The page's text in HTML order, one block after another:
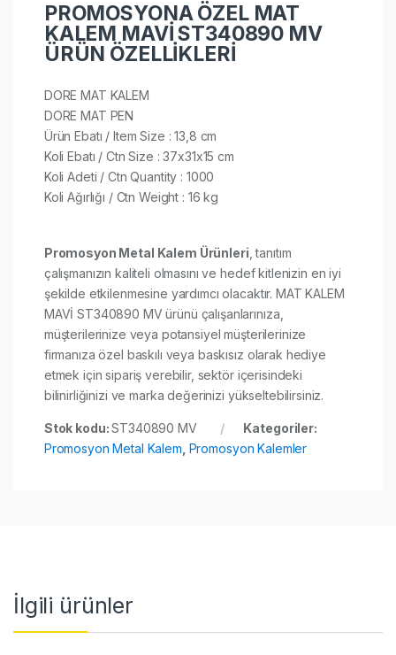
PROMOSYONA ÖZEL MAT
KALEM MAVİ ST340890 MV
ÜRÜN ÖZELLİKLERİ
DORE MAT KALEM
DORE MAT PEN
Ürün Ebatı / Item Size : 13,8 cm
Koli Ebatı / Ctn Size : 37x31x15 cm
Koli Adeti / Ctn Quantity : 1000
Koli Ağırlığı / Ctn Weight : 16 kg
Promosyon Metal Kalem Ürünleri , tanıtım
çalışmanızın kaliteli olmasını ve hedef kitlenizin en iyi
şekilde etkilenmesine yardımcı olacaktır. MAT KALEM
MAVİ ST340890 MV ürünü çalışanlarınıza,
müşterilerinize veya potansiyel müşterilerinize
firmanıza özel baskılı veya baskısız olarak hediye
etmek için sipariş verebilir, sektör içerisindeki
bilinirliğinizi ve marka değerinizi yükseltebilirsiniz.
Stok kodu:ST340890 MV
Kategoriler:
Promosyon Metal Kalem Promosyon Kalemler
İlgili ürünler